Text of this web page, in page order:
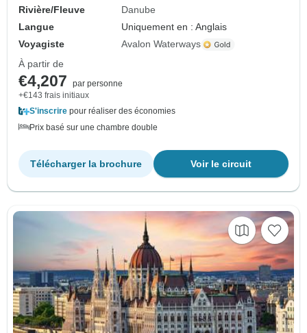
Rivière/Fleuve
Danube
Langue
Uniquement en : Anglais
Voyagiste
Avalon Waterways
À partir de
€4,207
par personne
+€143 frais initiaux
S'inscrire pour réaliser des économies
Prix basé sur une chambre double
Voir le circuit
Télécharger la brochure